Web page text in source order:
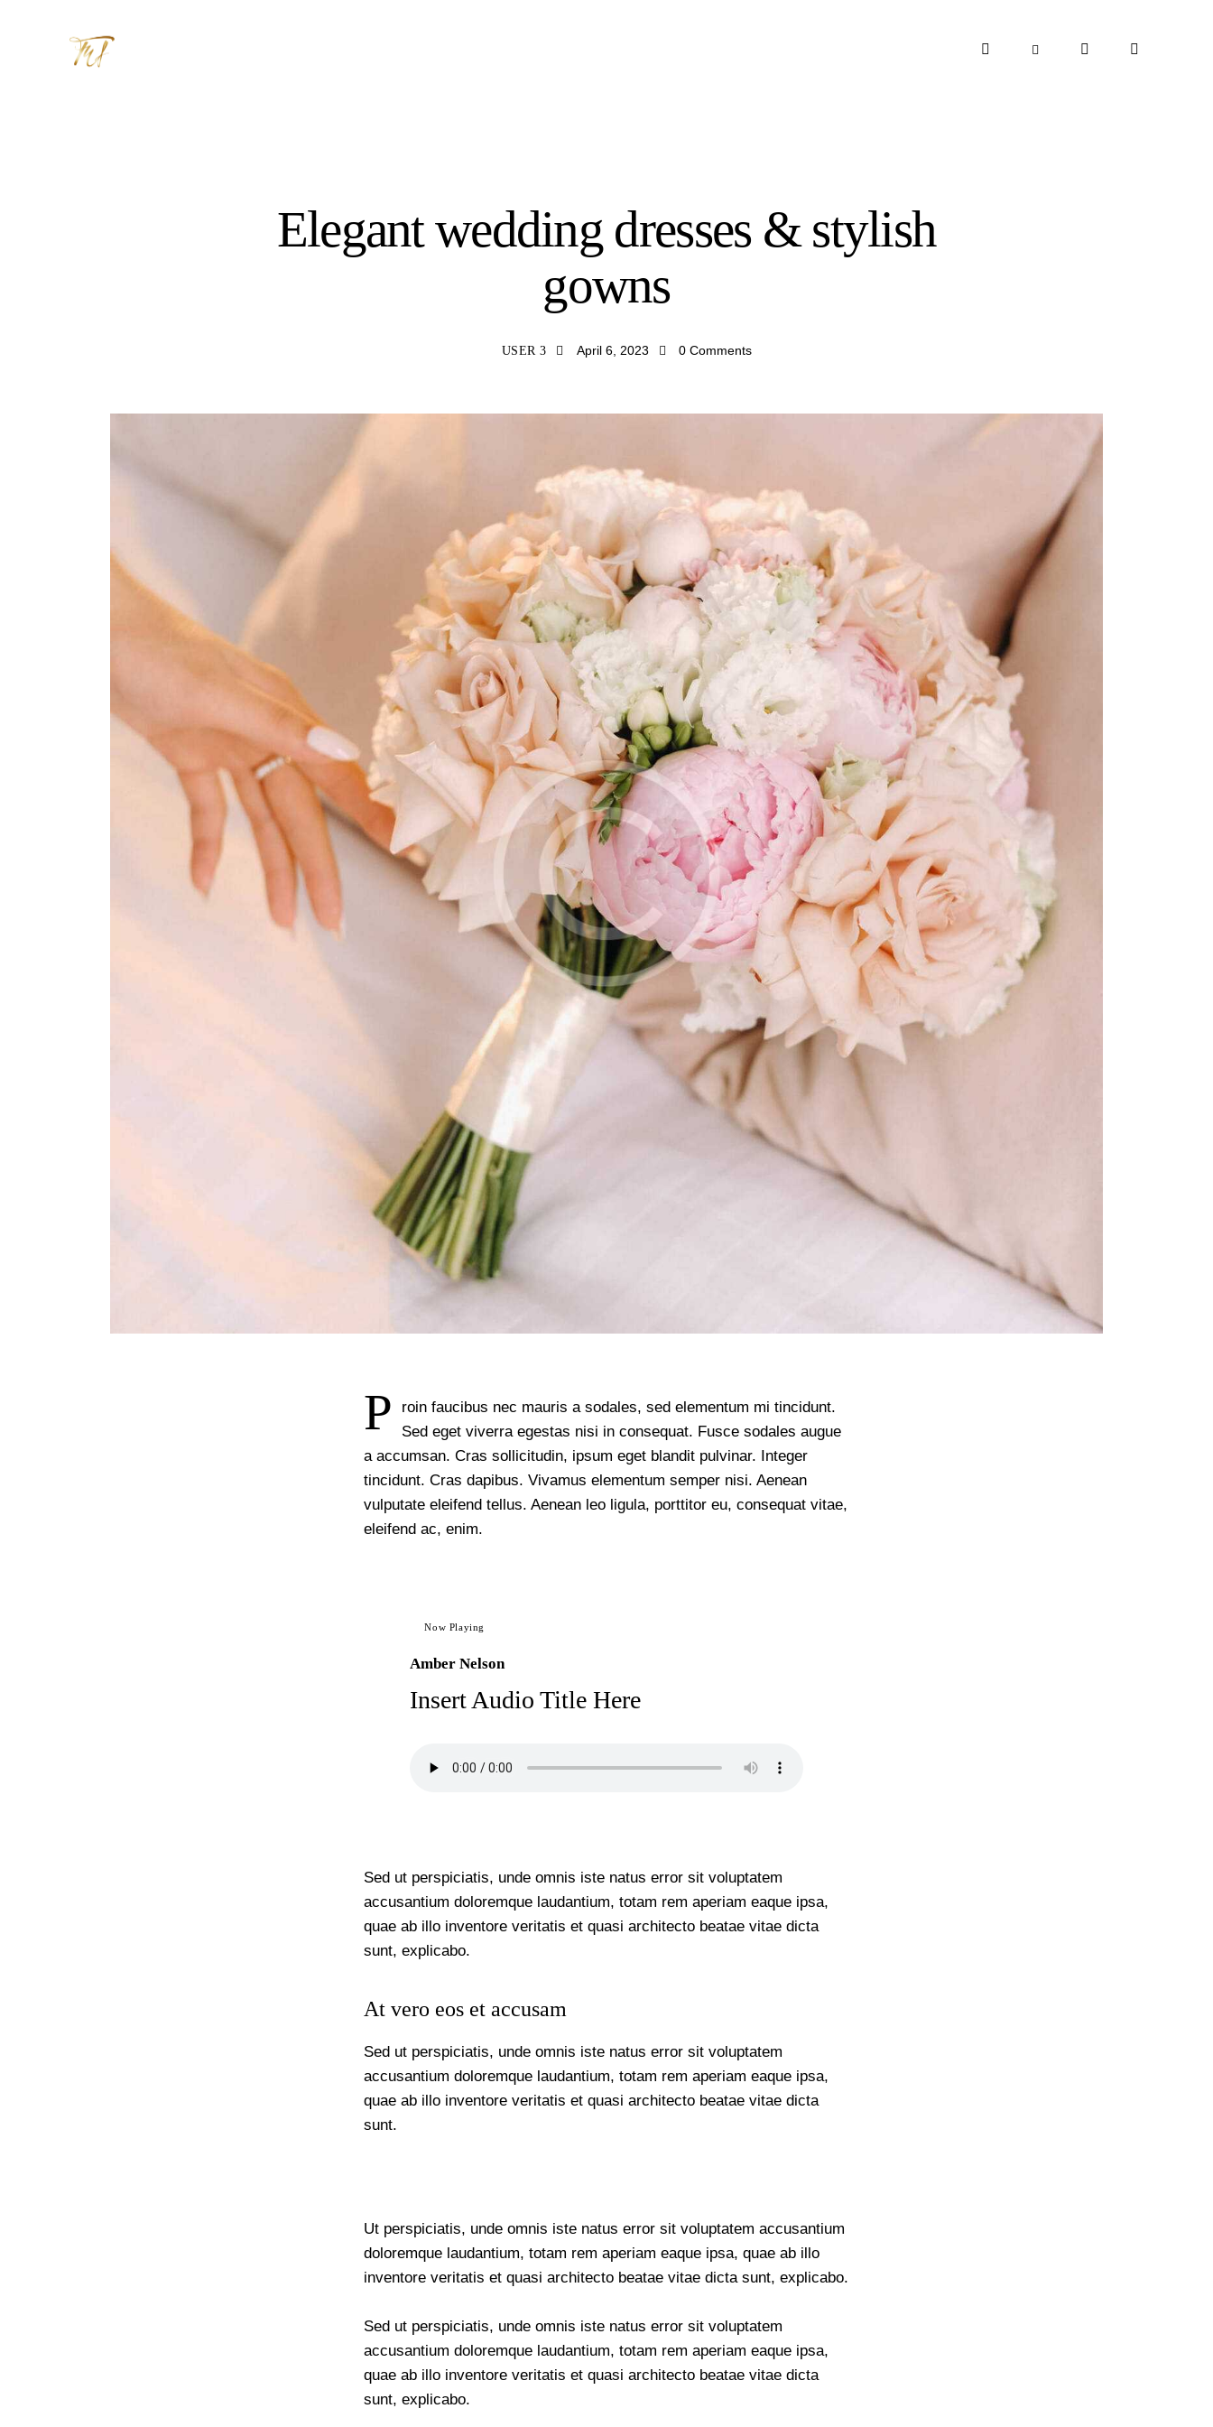
Elegant wedding dresses & stylish
gowns
USER 3 April 6, 2023 0 Comments
P
roin faucibus nec mauris a sodales, sed elementum mi tincidunt.
Sed eget viverra egestas nisi in consequat. Fusce sodales augue
a accumsan. Cras sollicitudin, ipsum eget blandit pulvinar. Integer
tincidunt. Cras dapibus. Vivamus elementum semper nisi. Aenean
vulputate eleifend tellus. Aenean leo ligula, porttitor eu, consequat vitae,
eleifend ac, enim.
Now Playing
Amber Nelson
Insert Audio Title Here
Sed ut perspiciatis, unde omnis iste natus error sit voluptatem
accusantium doloremque laudantium, totam rem aperiam eaque ipsa,
quae ab illo inventore veritatis et quasi architecto beatae vitae dicta
sunt, explicabo.
At vero eos et accusam
Sed ut perspiciatis, unde omnis iste natus error sit voluptatem
accusantium doloremque laudantium, totam rem aperiam eaque ipsa,
quae ab illo inventore veritatis et quasi architecto beatae vitae dicta
sunt.
Ut perspiciatis, unde omnis iste natus error sit voluptatem accusantium
doloremque laudantium, totam rem aperiam eaque ipsa, quae ab illo
inventore veritatis et quasi architecto beatae vitae dicta sunt, explicabo.
Sed ut perspiciatis, unde omnis iste natus error sit voluptatem
accusantium doloremque laudantium, totam rem aperiam eaque ipsa,
quae ab illo inventore veritatis et quasi architecto beatae vitae dicta
sunt, explicabo.